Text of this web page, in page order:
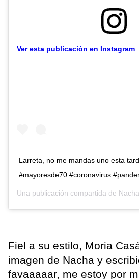
Ver esta publicación en Instagram
Larreta, no me mandas uno esta
#mayoresde70 #coronavirus
Una publicación compartida de
Fiel a su estilo, Moria
imagen de Nacha y
favaaaaar, me estoy por